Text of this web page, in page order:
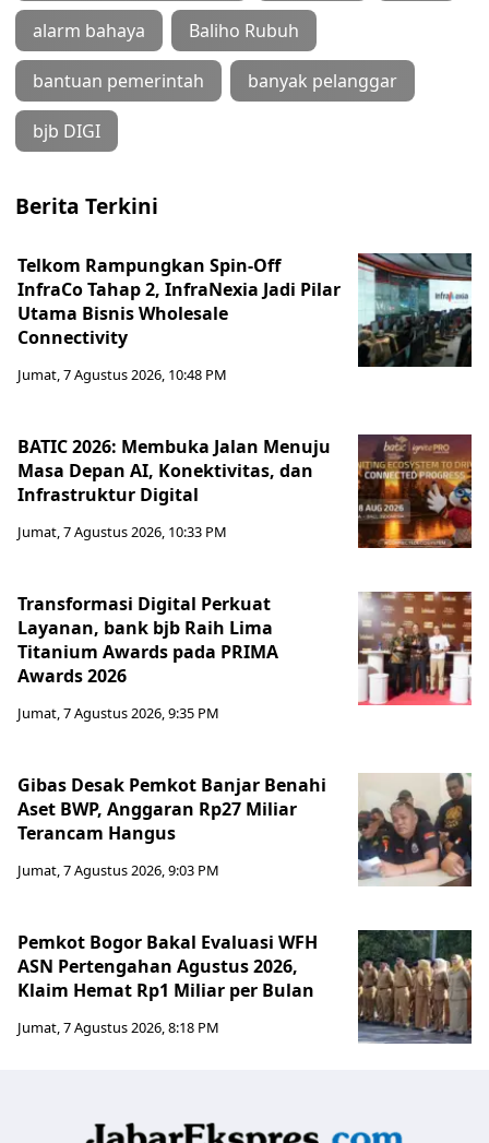
alarm bahaya Baliho Rubuh
bantuan pemerintah banyak pelanggar
bjb DIGI
Berita Terkini
Telkom Rampungkan Spin-Off
InfraCo Tahap 2, InfraNexia Jadi Pilar
Utama Bisnis Wholesale
Connectivity
Jumat, 7 Agustus 2026, 10:48 PM
BATIC 2026: Membuka Jalan Menuju
Masa Depan AI, Konektivitas, dan
Infrastruktur Digital
Jumat, 7 Agustus 2026, 10:33 PM
Transformasi Digital Perkuat
Layanan, bank bjb Raih Lima
Titanium Awards pada PRIMA
Awards 2026
Jumat, 7 Agustus 2026, 9:35 PM
Gibas Desak Pemkot Banjar Benahi
Aset BWP, Anggaran Rp27 Miliar
Terancam Hangus
Jumat, 7 Agustus 2026, 9:03 PM
Pemkot Bogor Bakal Evaluasi WFH
ASN Pertengahan Agustus 2026,
Klaim Hemat Rp1 Miliar per Bulan
Jumat, 7 Agustus 2026, 8:18 PM